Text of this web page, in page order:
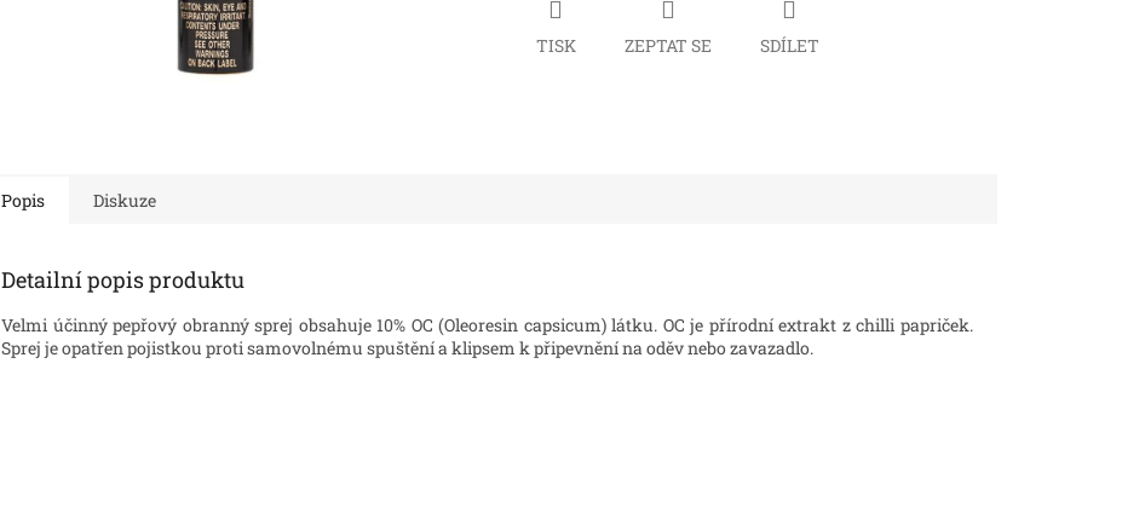
TISK ZEPTAT SE SDÍLET
Popis Diskuze
Detailní popis produktu
Velmi účinný pepřový obranný sprej obsahuje 10% OC (Oleoresin capsicum) látku. OC je přírodní extrakt z chilli papriček.
Sprej je opatřen pojistkou proti samovolnému spuštění a klipsem k připevnění na oděv nebo zavazadlo.